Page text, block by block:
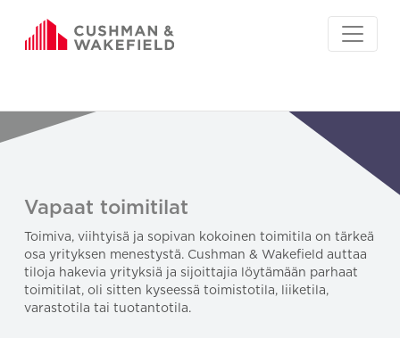
Vapaat toimitilat
Toimiva, viihtyisä ja sopivan kokoinen toimitila on tärkeä
osa yrityksen menestystä. Cushman & Wakefield auttaa
tiloja hakevia yrityksiä ja sijoittajia löytämään parhaat
toimitilat, oli sitten kyseessä toimistotila, liiketila,
varastotila tai tuotantotila.